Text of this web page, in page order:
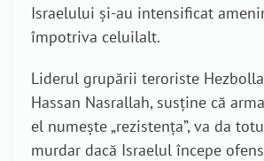
Israelului și-au intensificat
împotriva celuilalt.
Liderul grupării teroriste
Hassan Nasrallah, susține că
el numește „rezistența”, va da
murdar dacă Israelul începe